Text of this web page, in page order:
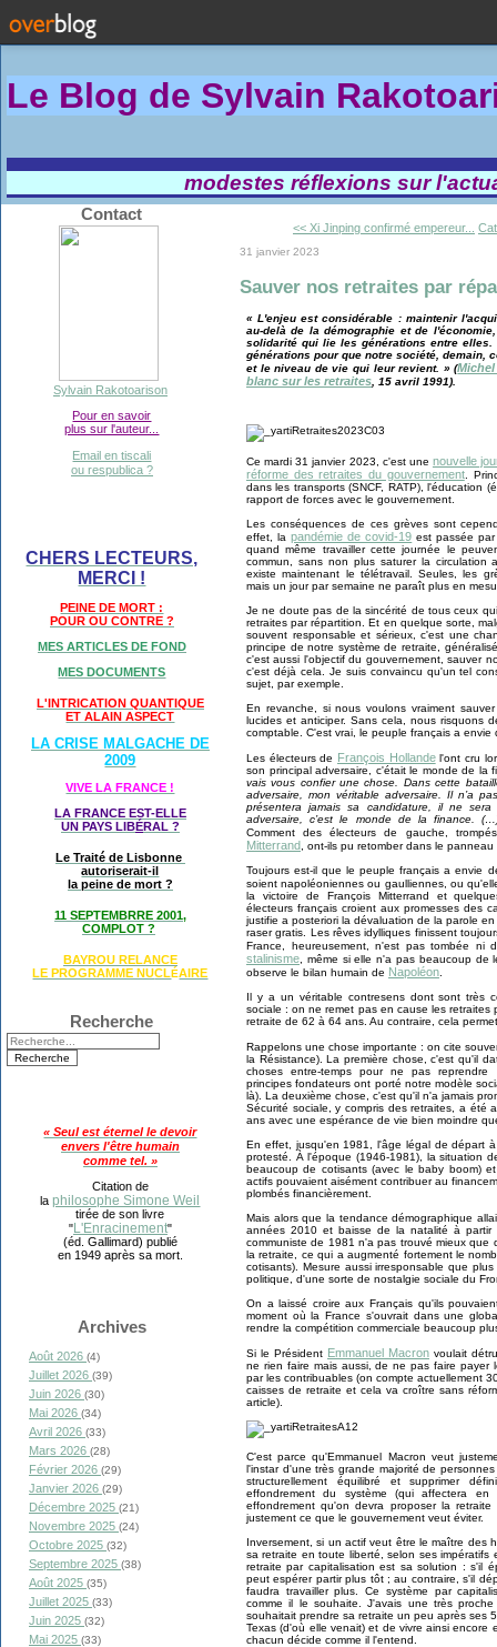
Le Blog de Sylvain Rakotoa
modestes réflexions sur
Contact
Sylvain Rakotoarison
Pour en savoir
plus sur l'auteur...
Email en tiscali
ou respublica ?
CHERS LECTEURS,
MERCI !
PEINE DE MORT :
POUR OU CONTRE ?
MES ARTICLES DE FOND
MES DOCUMENTS
L'INTRICATION QUANTIQUE
ET ALAIN ASPECT
LA CRISE MALGACHE DE
2009
VIVE LA FRANCE !
LA FRANCE EST-ELLE
UN PAYS LIBÉRAL ?
Le Traité de Lisbonne
autoriserait-il
la peine de mort ?
11 SEPTEMBRRE 2001,
COMPLOT ?
BAYROU RELANCE
LE PROGRAMME NUCLÉAIRE
Recherche
« Seul est éternel le devoir
envers l'être humain
comme tel. »
Citation de
laphilosophe Simone Weil
tirée de son livre
"L'Enracinement"
(éd. Gallimard) publié
en 1949 après sa mort.
Archives
Août 2026 (4)
Juillet 2026 (39)
Juin 2026 (30)
Mai 2026 (34)
Avril 2026 (33)
Mars 2026 (28)
Février 2026 (29)
Janvier 2026 (29)
Décembre 2025 (21)
Novembre 2025 (24)
Octobre 2025 (32)
Septembre 2025 (38)
Août 2025 (35)
Juillet 2025 (33)
Juin 2025 (32)
Mai 2025 (33)
<< Xi Jinping confirmé empereur...
31 janvier 2023
Sauver nos retraites par
« L'enjeu est considérable : maintenir
au-delà de la démographie et de
solidarité qui lie les générations entre
générations pour que notre société, demain,
et le niveau de vie qui leur revient. » (
blanc sur les retraites , 15 avril 1991).
Ce mardi 31 janvier 2023, c'est une nouvelle
réforme des retraites du gouvernement.
dans les transports (SNCF, RATP), l'éducation
rapport de forces avec le gouvernement.
Les conséquences de ces grèves sont
effet, lapandémie de covid-19 est passée
quand même travailler cette journée le
commun, sans non plus saturer la circulation
existe maintenant le télétravail. Seules, les
mais un jour par semaine ne paraît plus en
Je ne doute pas de la sincérité de tous ceux
retraites par répartition. Et en quelque sorte,
souvent responsable et sérieux, c'est une
principe de notre système de retraite,
c'est aussi l'objectif du gouvernement, sauver
c'est déjà cela. Je suis convaincu qu'un tel
sujet, par exemple.
En revanche, si nous voulons vraiment
lucides et anticiper. Sans cela, nous risquons
comptable. C'est vrai, le peuple français a envie
Les électeurs de François Hollandel'ont cru
son principal adversaire, c'était le monde de la
vais vous confier une chose. Dans cette
adversaire, mon véritable adversaire. Il n’a
présentera jamais sa candidature, il ne
adversaire, c’est le monde de la finance.
Comment des électeurs de gauche,
Mitterrand , ont-ils pu retomber dans le
Toujours est-il que le peuple français a envie
soient napoléoniennes ou gaulliennes, ou
la victoire de François Mitterrand et
électeurs français croient aux promesses des
justifie a posteriori la dévaluation de la parole
raser gratis. Les rêves idylliques finissent
France, heureusement, n'est pas tombée ni
stalinisme , même si elle n'a pas beaucoup
observe le bilan humain de Napoléon
Il y a un véritable contresens dont sont très
sociale : on ne remet pas en cause les
retraite de 62 à 64 ans. Au contraire, cela
Rappelons une chose importante : on cite
la Résistance). La première chose, c'est qu'il
choses entre-temps pour ne pas reprendre
principes fondateurs ont porté notre modèle
là). La deuxième chose, c'est qu'il n'a jamais
Sécurité sociale, y compris des retraites, a
ans avec une espérance de vie bien moindre
En effet, jusqu'en 1981, l'âge légal de départ
protesté. À l'époque (1946-1981), la situation
beaucoup de cotisants (avec le baby boom)
actifs pouvaient aisément contribuer au
plombés financièrement.
Mais alors que la tendance démographique
années 2010 et baisse de la natalité à partir
communiste de 1981 n'a pas trouvé mieux
la retraite, ce qui a augmenté fortement le
cotisants). Mesure aussi irresponsable que
politique, d'une sorte de nostalgie sociale du
On a laissé croire aux Français qu'ils
moment où la France s'ouvrait dans une
rendre la compétition commerciale beaucoup
Si le Président Emmanuel Macron voulait
ne rien faire mais aussi, de ne pas faire payer
par les contribuables (on compte actuellement
caisses de retraite et cela va croître sans
article).
C'est parce qu'Emmanuel Macron veut
l'instar d'une très grande majorité de
structurellement équilibré et supprimer
effondrement du système (qui affectera
effondrement qu'on devra proposer la
justement ce que le gouvernement veut éviter.
Inversement, si un actif veut être le maître des
sa retraite en toute liberté, selon ses
retraite par capitalisation est sa solution : s'il
peut espérer partir plus tôt ; au contraire, s'il
faudra travailler plus. Ce système par
comme il le souhaite. J'avais une très
souhaitait prendre sa retraite un peu après ses
Texas (d'où elle venait) et de vivre ainsi
chacun décide comme il l'entend.